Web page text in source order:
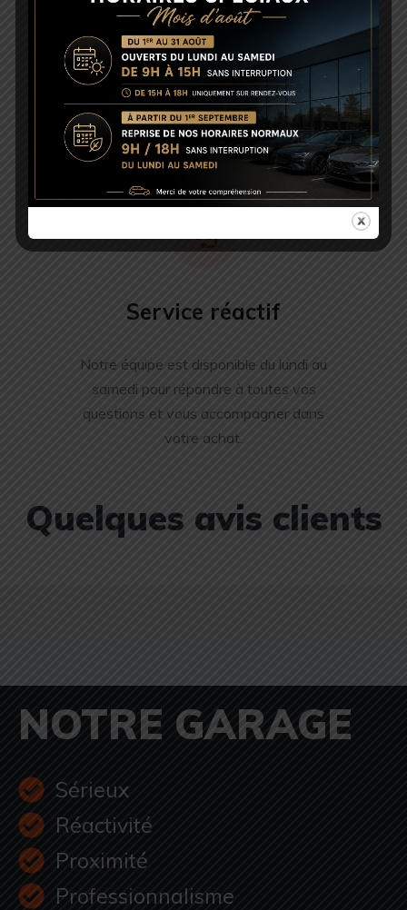
Accompagnement personnalisé
Nous trouvons le véhicule qu’il vous faut, quelle que
soit la marque, sous 48h. Votre satisfaction est notre
priorité.
Service réactif
Notre équipe est disponible du lundi au
samedi pour répondre à toutes vos
questions et vous accompagner dans
votre achat.
Quelques avis clients
NOTRE GARAGE
Sérieux
Réactivité
Proximité
Professionnalisme